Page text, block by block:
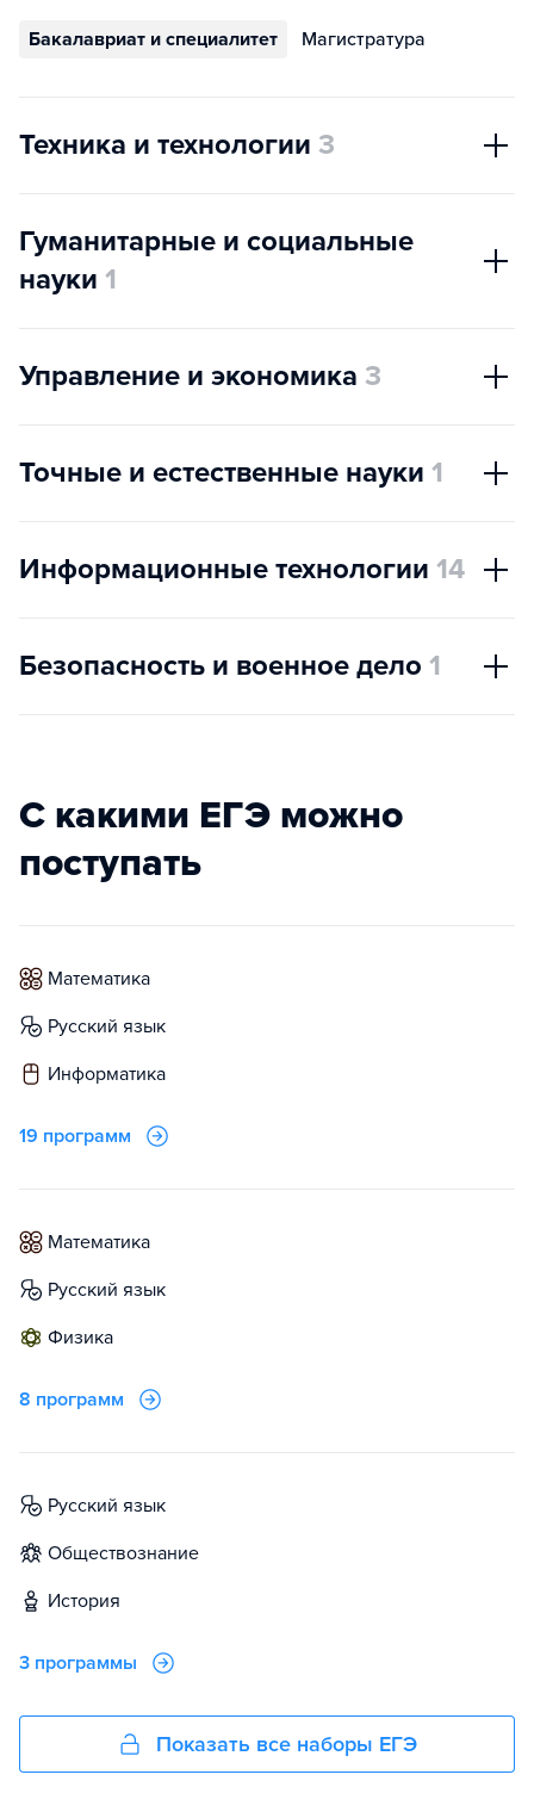
Бакалавриат и специалитет Магистратура
Техника и технологии 3
Гуманитарные и социальные
науки 1
Управление и экономика 3
Точные и естественные науки 1
Информационные технологии 14
Безопасность и военное дело 1
С какими ЕГЭ можно
поступать
математика
русский язык
информатика
19 программ
математика
русский язык
физика
8 программ
русский язык
обществознание
история
3 программы
Показать все наборы ЕГЭ